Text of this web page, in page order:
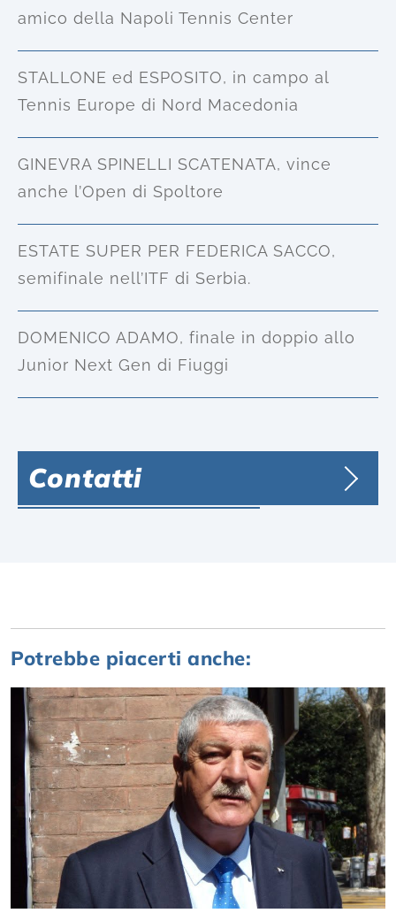
amico della Napoli Tennis Center
STALLONE ed ESPOSITO, in campo al
Tennis Europe di Nord Macedonia
GINEVRA SPINELLI SCATENATA, vince
anche l’Open di Spoltore
ESTATE SUPER PER FEDERICA SACCO,
semifinale nell’ITF di Serbia.
DOMENICO ADAMO, finale in doppio allo
Junior Next Gen di Fiuggi
Contatti
Potrebbe piacerti anche: